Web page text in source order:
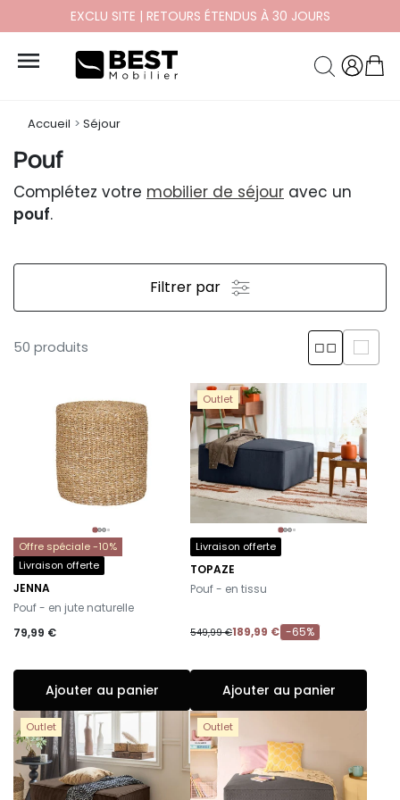
PAYEZ EN 10X ET 12X SANS FRAIS

Accueil Séjour
Pouf
Complétez votre mobilier de séjour avec un
pouf.
Filtrer par
50 produits
Offre spéciale -10%
Livraison offerte
JENNA
-
Pouf - en jute naturelle
79,99 €
Ajouter au panier
Outlet
Livraison offerte
TOPAZE
-
Pouf - en tissu
549,99 €189,99 € -65%
Ajouter au panier
Outlet Outlet